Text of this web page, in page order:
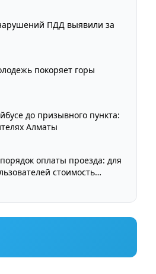
ПДД выявили за
покоряет горы
до призывного пункта:
Алматы
оплаты проезда: для
стоимость